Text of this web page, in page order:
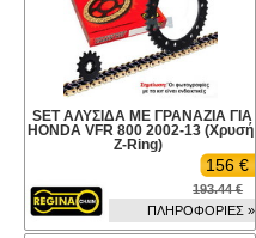
SET ΑΛΥΣΙΔΑ ΜΕ ΓΡΑΝΑΖΙΑ ΓΙΑ
HONDA VFR 800 2002-13 (Χρυσή
Z-Ring)
156 €
193.44 €
ΠΛΗΡΟΦΟΡΙΕΣ »